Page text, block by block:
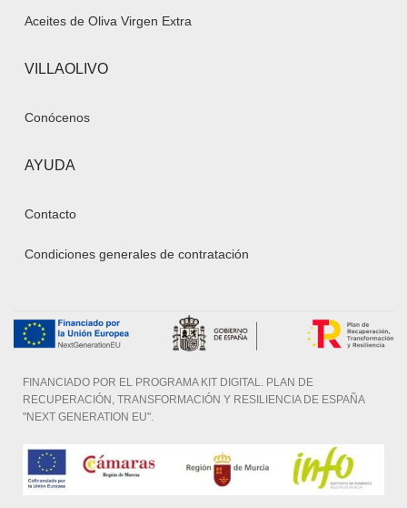
Aceites de Oliva Virgen Extra
VILLAOLIVO
Conócenos
AYUDA
Contacto
Condiciones generales de contratación
FINANCIADO POR EL PROGRAMA KIT DIGITAL. PLAN DE
RECUPERACIÓN, TRANSFORMACIÓN Y RESILIENCIA DE ESPAÑA
"NEXT GENERATION EU".